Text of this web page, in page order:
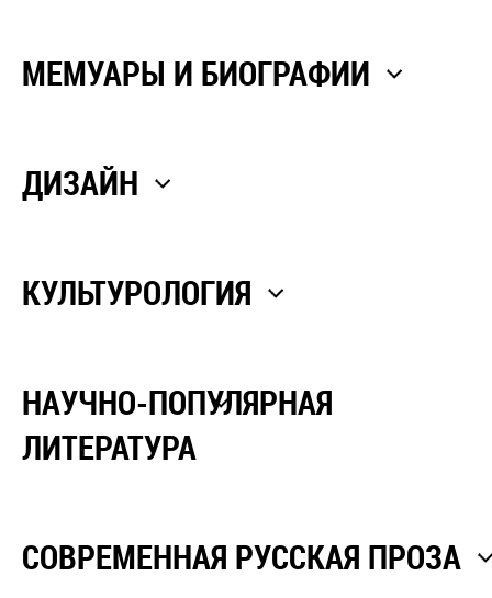
МЕМУАРЫ И БИОГРАФИИ
ДИЗАЙН
КУЛЬТУРОЛОГИЯ
НАУЧНО-ПОПУЛЯРНАЯ
ЛИТЕРАТУРА
СОВРЕМЕННАЯ РУССКАЯ ПРОЗА